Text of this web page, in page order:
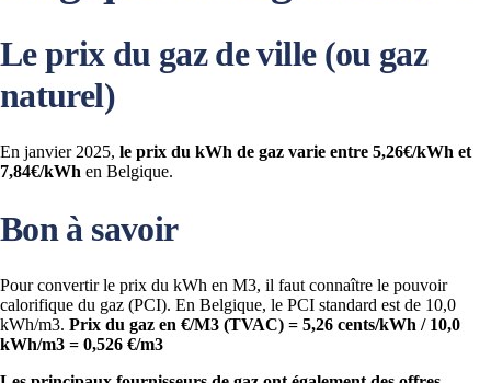
Le prix du gaz de ville (ou gaz
naturel)
En janvier 2025, le prix du kWh de gaz varie entre 5,26€/kWh et
7,84€/kWh en Belgique.
Bon à savoir
Pour convertir le prix du kWh en M3, il faut connaître le pouvoir
calorifique du gaz (PCI). En Belgique, le PCI standard est de 10,0
kWh/m3. Prix du gaz en €/M3 (TVAC) = 5,26 cents/kWh / 10,0
kWh/m3 = 0,526 €/m3